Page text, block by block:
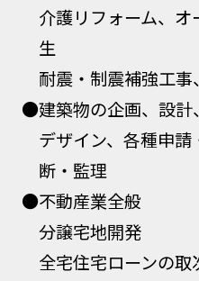
介護リフォーム、
生
耐震・制震補強工事
●建築物の企画、設計
デザイン、各種申
断・監理
●不動産業全般
分譲宅地開発
全宅住宅ローンの取